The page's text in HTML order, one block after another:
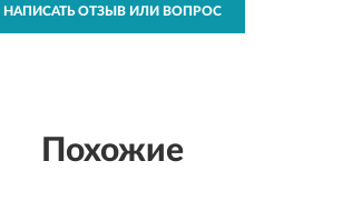
НАПИСАТЬ ОТЗЫВ ИЛИ ВОПРОС
Похожие